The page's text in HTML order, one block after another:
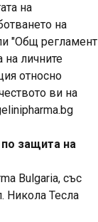
на
на
"Общ регламент
на личните
относно
ви на
защита на
Bulgaria, със
Никола Тесла